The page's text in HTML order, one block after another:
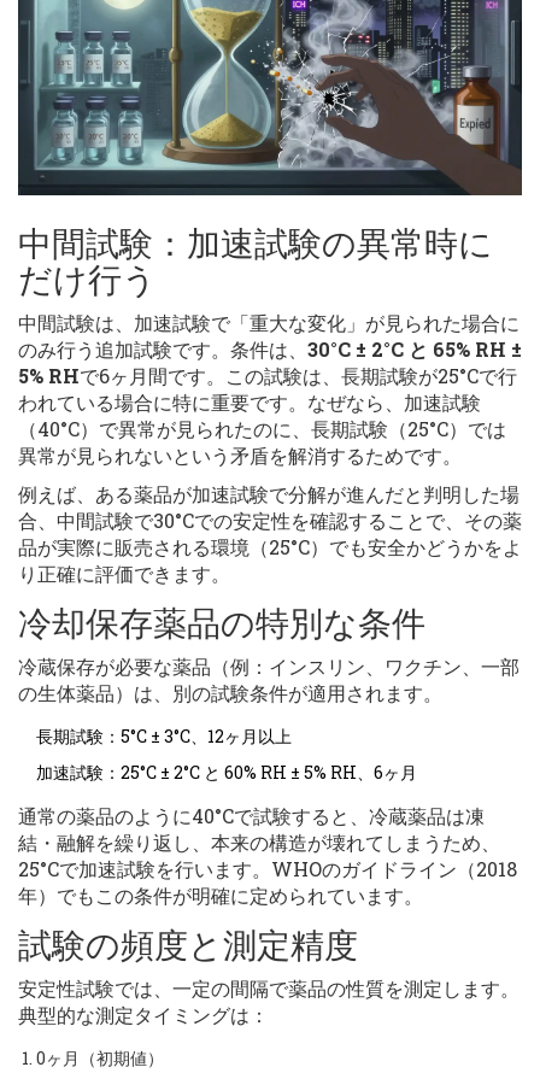
中間試験：加速試験の異常時に
だけ行う
中間試験は、加速試験で「重大な変化」が見られた場合に
のみ行う追加試験です。条件は、 30°C ± 2°C と 65% RH ±
5% RHで6ヶ月間です。この試験は、長期試験が25°Cで行
われている場合に特に重要です。なぜなら、加速試験
（40°C）で異常が見られたのに、長期試験（25°C）では
異常が見られないという矛盾を解消するためです。
例えば、ある薬品が加速試験で分解が進んだと判明した場
合、中間試験で30°Cでの安定性を確認することで、その薬
品が実際に販売される環境（25°C）でも安全かどうかをよ
り正確に評価できます。
冷却保存薬品の特別な条件
冷蔵保存が必要な薬品（例：インスリン、ワクチン、一部
の生体薬品）は、別の試験条件が適用されます。
長期試験：5°C ± 3°C、12ヶ月以上
加速試験：25°C ± 2°C と 60% RH ± 5% RH、6ヶ月
通常の薬品のように40°Cで試験すると、冷蔵薬品は凍
結・融解を繰り返し、本来の構造が壊れてしまうため、
25°Cで加速試験を行います。WHOのガイドライン（2018
年）でもこの条件が明確に定められています。
試験の頻度と測定精度
安定性試験では、一定の間隔で薬品の性質を測定します。
典型的な測定タイミングは：
0ヶ月（初期値）